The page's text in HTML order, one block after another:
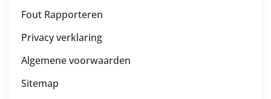
Fout Rapporteren
Privacy verklaring
Algemene voorwaarden
Sitemap